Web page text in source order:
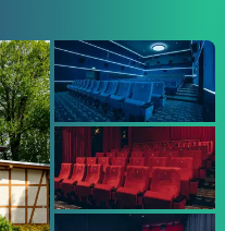
Legal Notice
Data Security
Privacy Settings